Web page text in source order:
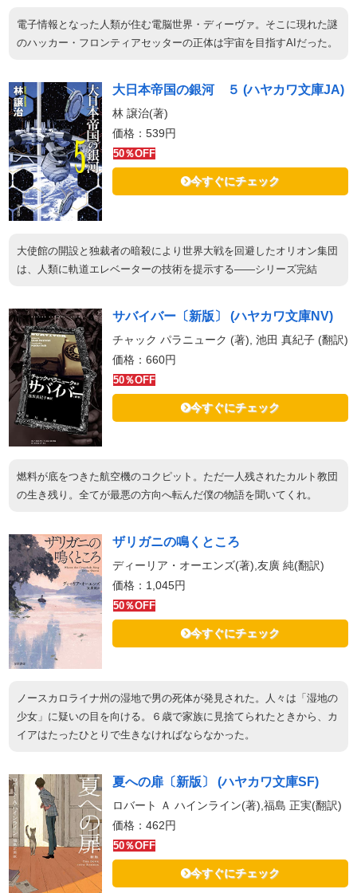
電子情報となった人類が住む電脳世界・ディーヴァ。そこに現れた謎
のハッカー・フロンティアセッターの正体は宇宙を目指すAIだった。
大日本帝国の銀河 ５ (ハヤカワ文庫JA)
林 譲治(著)
価格：539円
50％OFF
今すぐにチェック
大使館の開設と独裁者の暗殺により世界大戦を回避したオリオン集団
は、人類に軌道エレベーターの技術を提示する――シリーズ完結
サバイバー〔新版〕 (ハヤカワ文庫NV)
チャック パラニューク (著), 池田 真紀子 (翻訳)
価格：660円
50％OFF
今すぐにチェック
燃料が底をつきた航空機のコクピット。ただ一人残されたカルト教団
の生き残り。全てが最悪の方向へ転んだ僕の物語を聞いてくれ。
ザリガニの鳴くところ
ディーリア・オーエンズ(著),友廣 純(翻訳)
価格：1,045円
50％OFF
今すぐにチェック
ノースカロライナ州の湿地で男の死体が発見された。人々は「湿地の
少女」に疑いの目を向ける。６歳で家族に見捨てられたときから、カ
イアはたったひとりで生きなければならなかった。
夏への扉〔新版〕 (ハヤカワ文庫SF)
ロバート Ａ ハインライン(著),福島 正実(翻訳)
価格：462円
50％OFF
今すぐにチェック